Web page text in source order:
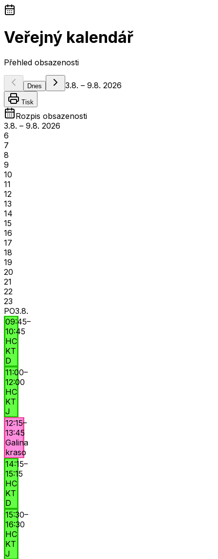
Veřejný kalendář
Přehled obsazenosti
Dnes 3.8. – 9.8. 2026
Tisk
Rozpis obsazenosti
3.8. – 9.8. 2026
6
7
8
9
10
11
12
13
14
15
16
17
18
19
20
21
22
23
PO3.8.
09:45–
10:45
HC
KT
D
11:00–
12:00
HC
KT
J
12:15–
13:45
Galina
kraso
14:15–
15:15
HC
KT
D
15:30–
16:30
HC
KT
J